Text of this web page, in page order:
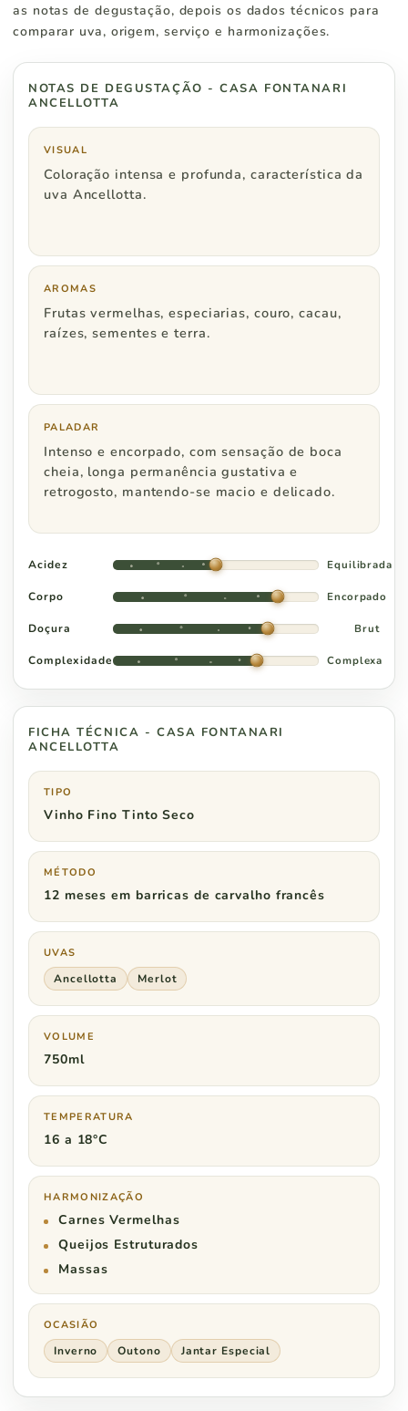
Região Sudeste Pedidos a partir de
Rio de Janeiro
Espírito Santo
Goiás R$ 1.000
as notas de degustação, depois os dados técnicos para
comparar uva, origem, serviço e harmonizações.
NOTAS DE DEGUSTAÇÃO - CASA FONTANARI
ANCELLOTTA
VISUAL
Coloração intensa e profunda, característica da
uva Ancellotta.
AROMAS
Frutas vermelhas, especiarias, couro, cacau,
raízes, sementes e terra.
PALADAR
Intenso e encorpado, com sensação de boca
cheia, longa permanência gustativa e
retrogosto, mantendo-se macio e delicado.
Acidez Equilibrada
Corpo Encorpado
Doçura Brut
Complexidade Complexa
FICHA TÉCNICA - CASA FONTANARI
ANCELLOTTA
TIPO
Vinho Fino Tinto Seco
MÉTODO
12 meses em barricas de carvalho francês
UVAS
Ancellotta Merlot
VOLUME
750ml
TEMPERATURA
16 a 18°C
HARMONIZAÇÃO
Carnes Vermelhas
Queijos Estruturados
Massas
OCASIÃO
Inverno Outono Jantar Especial